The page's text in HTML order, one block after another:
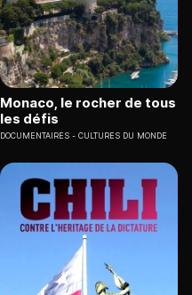
Monaco, le rocher de tous
les défis
DOCUMENTAIRES CULTURES DU MONDE